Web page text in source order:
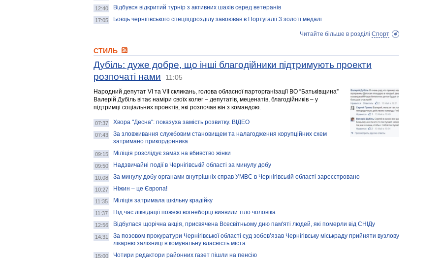
12:40 Відбувся відкритий турнір з активних шахів серед ветеранів
17:05 Боєць чернігівського спецпідрозділу завоював в Португалії 3 золоті медалі
Читайте більше в розділі Спорт
СТИЛЬ
Дубіль: дуже добре, що інші благодійники підтримують проекти
розпочаті нами
11:05
Народний депутат VI та VII скликань, голова обласної парторганізації ВО “Батьківщина”
Валерій Дубіль вітає наміри своїх колег – депутатів, меценатів, благодійників – у
підтримці соціальних проектів, які розпочав він з командою.
07:37 Хвора "Десна": показуха замість розвитку. ВІДЕО
07:43
За зловживання службовим становищем та налагодження корупційних схем
затримано прикордонника
09:15 Міліція розслідує замах на вбивство жінки
09:50 Надзвичайні події в Чернігівській області за минулу добу
10:08 За минулу добу органами внутрішніх справ УМВС в Чернігівській області зареєстровано
10:27 Ніжин – це Європа!
11:35 Міліція затримала шкільну крадійку
11:37 Під час ліквідації пожежі вогнеборці виявили тіло чоловіка
12:56 Відбулася щорічна акція, присвячена Всесвітньому дню пам'яті людей, які померли від СНІДу
14:31
За позовом прокуратури Чернігівської області суд зобов’язав Чернігівську міськраду прийняти вузлову
лікарню залізниці в комунальну власність міста
15:00 Чотири редактори районних газет пішли на пенсію